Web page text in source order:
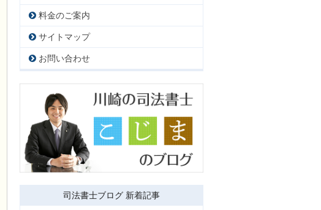
料金のご案内
サイトマップ
お問い合わせ
司法書士ブログ 新着記事